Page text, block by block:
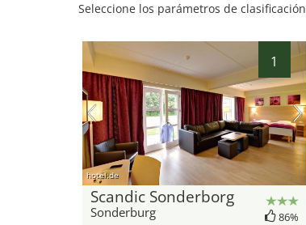
Seleccione los parámetros de clasificación
1
hotel.de
Scandic Sonderborg
Sonderburg 86%